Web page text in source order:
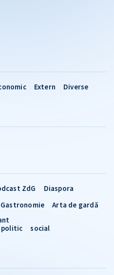
Extern Diverse
ZdG
Diaspora
Gastronomie
Arta de gardă
politic social